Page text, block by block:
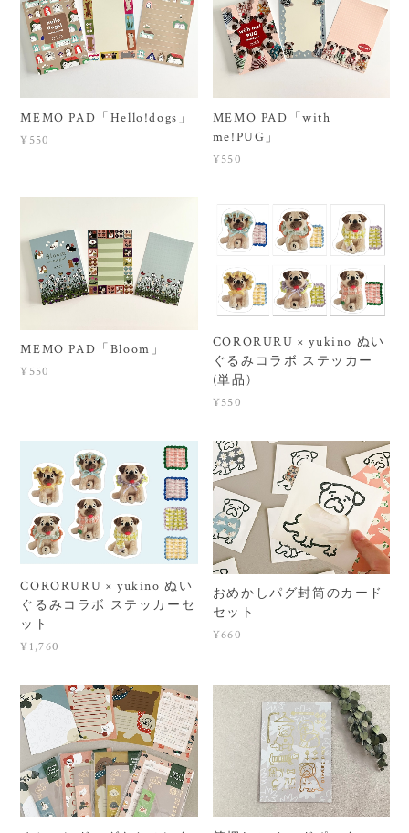
MEMO PAD「Hello!dogs」
¥550
MEMO PAD「with
me!PUG」
¥550
MEMO PAD「Bloom」
¥550
CORORURU × yukino ぬい
ぐるみコラボ ステッカー
(単品)
¥550
CORORURU × yukino ぬい
ぐるみコラボ ステッカーセ
ット
¥1,760
おめかしパグ封筒のカード
セット
¥660